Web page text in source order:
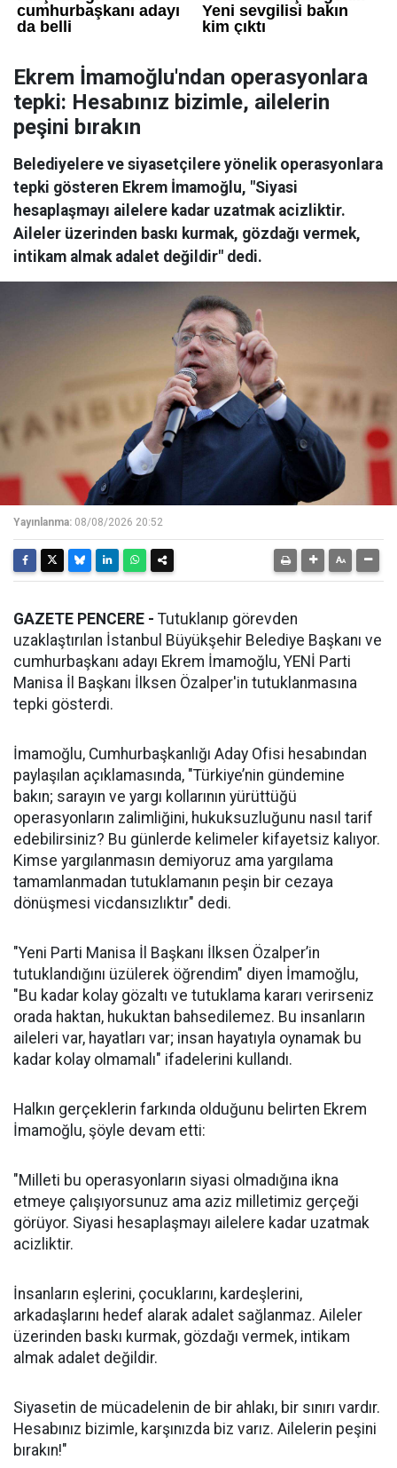
Ekrem İmamoğlu'ndan operasyonlara
tepki: Hesabınız bizimle, ailelerin
peşini bırakın
Belediyelere ve siyasetçilere yönelik operasyonlara
tepki gösteren Ekrem İmamoğlu, "Siyasi
hesaplaşmayı ailelere kadar uzatmak acizliktir.
Aileler üzerinden baskı kurmak, gözdağı vermek,
intikam almak adalet değildir" dedi.
Yayınlanma: 08/08/2026 20:52
GAZETE PENCERE - Tutuklanıp görevden
uzaklaştırılan İstanbul Büyükşehir Belediye Başkanı ve
cumhurbaşkanı adayı Ekrem İmamoğlu, YENİ Parti
Manisa İl Başkanı İlksen Özalper'in tutuklanmasına
tepki gösterdi.
İmamoğlu, Cumhurbaşkanlığı Aday Ofisi hesabından
paylaşılan açıklamasında, "Türkiye’nin gündemine
bakın; sarayın ve yargı kollarının yürüttüğü
operasyonların zalimliğini, hukuksuzluğunu nasıl tarif
edebilirsiniz? Bu günlerde kelimeler kifayetsiz kalıyor.
Kimse yargılanmasın demiyoruz ama yargılama
tamamlanmadan tutuklamanın peşin bir cezaya
dönüşmesi vicdansızlıktır" dedi.
"Yeni Parti Manisa İl Başkanı İlksen Özalper’in
tutuklandığını üzülerek öğrendim" diyen İmamoğlu,
"Bu kadar kolay gözaltı ve tutuklama kararı verirseniz
orada haktan, hukuktan bahsedilemez. Bu insanların
aileleri var, hayatları var; insan hayatıyla oynamak bu
kadar kolay olmamalı" ifadelerini kullandı.
Halkın gerçeklerin farkında olduğunu belirten Ekrem
İmamoğlu, şöyle devam etti:
"Milleti bu operasyonların siyasi olmadığına ikna
etmeye çalışıyorsunuz ama aziz milletimiz gerçeği
görüyor. Siyasi hesaplaşmayı ailelere kadar uzatmak
acizliktir.
İnsanların eşlerini, çocuklarını, kardeşlerini,
arkadaşlarını hedef alarak adalet sağlanmaz. Aileler
üzerinden baskı kurmak, gözdağı vermek, intikam
almak adalet değildir.
Siyasetin de mücadelenin de bir ahlakı, bir sınırı vardır.
Hesabınız bizimle, karşınızda biz varız. Ailelerin peşini
bırakın!"